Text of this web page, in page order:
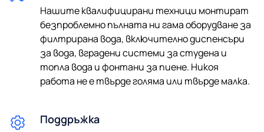
Телефон
Изпращайки ни вашите данни, вие се съгласявате с
нашата политика за поверителност. Ние гарантираме
100% поверителност. Вашата информация няма да
Съгласен съм с обработването на лични данни за
Нашите квалифицирани техници монтират
безпроблемно пълната ни гама оборудване за
филтрирана вода, включително диспенсъри
за вода, вградени системи за студена и
топла вода и фонтани за пиене. Никоя
работа не е твърде голяма или твърде малка.
Поддръжка